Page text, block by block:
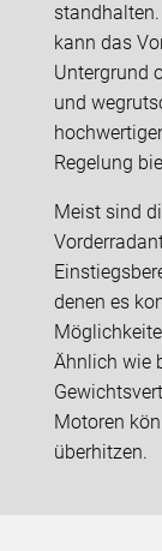
kann das
Untergrund
und
Regelung
Meist sind
denen es
Ähnlich wie
Motoren
überhitzen.